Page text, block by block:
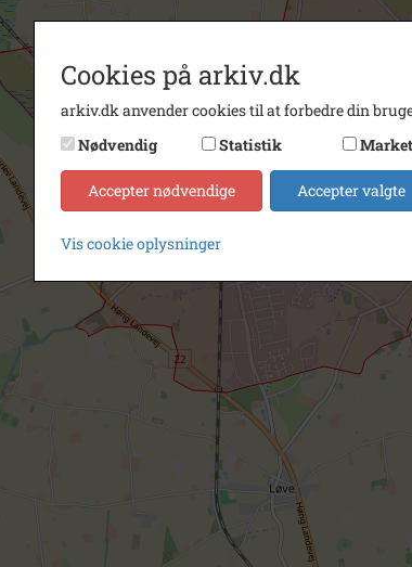
Cookies på arkiv.dk
arkiv.dk anvender cookies til at forbedre din
Nødvendig
Statistik
Accepter nødvendige Accepter valgte
Vis cookie oplysninger